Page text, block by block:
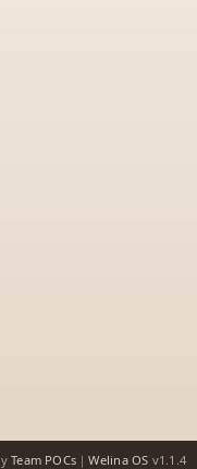
Team POCs ｜Welina OS v1.1.4